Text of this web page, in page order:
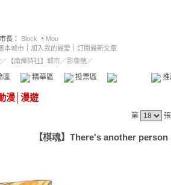
長： Block 、 Mou
本城市 加入我的最愛
訂閱最新文章
／ 【南燁詩社】城市／影像館／
區 精華區 投票區 影像館
漫│漫遊
第
【棋魂】There's another